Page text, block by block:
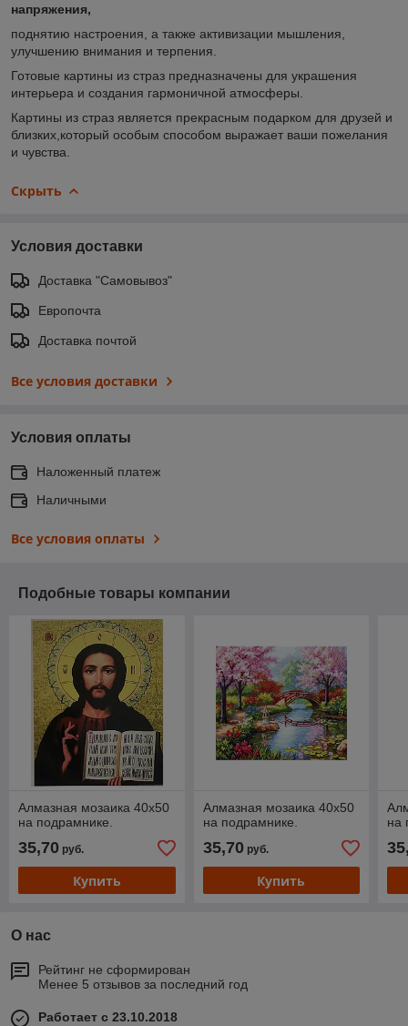
напряжения,
поднятию настроения, а также активизации мышления,
улучшению внимания и терпения.
Готовые картины из страз предназначены для украшения
интерьера и создания гармоничной атмосферы.
Картины из страз является прекрасным подарком для друзей и
близких,который особым способом выражает ваши пожелания
и чувства.
Скрыть
Условия доставки
Доставка "Самовывоз"
Европочта
Доставка почтой
Все условия доставки
Условия оплаты
Наложенный платеж
Наличными
Все условия оплаты
Подобные товары компании
Алмазная мозаика 40х50
на подрамнике.
35,70 руб.
Купить
Алмазная мозаика 40х50
на подрамнике.
35,70руб.
Купить
на
О нас
Рейтинг не сформирован
Менее 5 отзывов за последний год
Работает с 23.10.2018